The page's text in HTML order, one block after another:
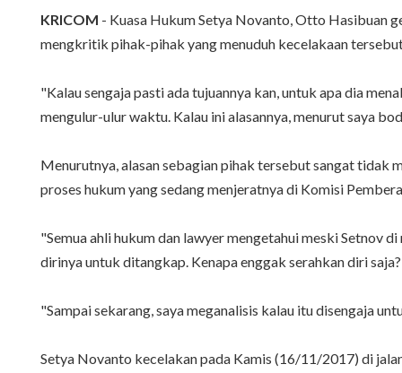
KRICOM - Kuasa Hukum Setya Novanto, Otto Hasibuan
mengkritik pihak-pihak yang menuduh kecelakaan
"Kalau sengaja pasti ada tujuannya kan, untuk apa dia
mengulur-ulur waktu. Kalau ini alasannya, menurut saya
Menurutnya, alasan sebagian pihak tersebut sangat tidak
proses hukum yang sedang menjeratnya di Komisi
"Semua ahli hukum dan lawyer mengetahui meski Setnov
dirinya untuk ditangkap. Kenapa enggak serahkan diri
"Sampai sekarang, saya meganalisis kalau itu disengaja
Setya Novanto kecelakan pada Kamis (16/11/2017) di